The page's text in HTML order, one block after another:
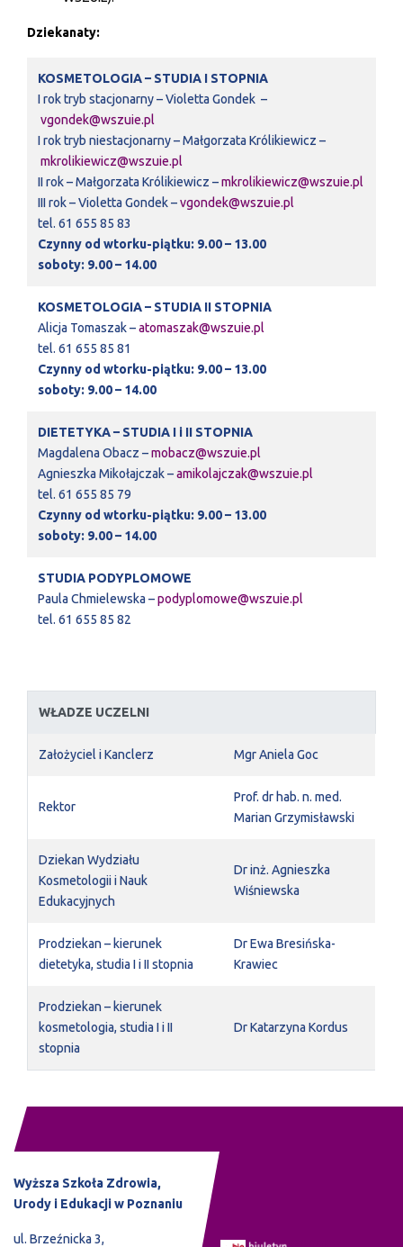
Dziekanaty:
KOSMETOLOGIA – STUDIA I STOPNIA
I rok tryb stacjonarny – Violetta Gondek –
vgondek@wszuie.pl
I rok tryb niestacjonarny – Małgorzata Królikiewicz –
mkrolikiewicz@wszuie.pl
II rok – Małgorzata Królikiewicz –mkrolikiewicz@wszuie.pl
III rok – Violetta Gondek –vgondek@wszuie.pl
tel. 61 655 85 83
Czynny od wtorku-piątku: 9.00 – 13.00
soboty: 9.00 – 14.00
KOSMETOLOGIA – STUDIA II STOPNIA
Alicja Tomaszak –atomaszak@wszuie.pl
tel. 61 655 85 81
Czynny od wtorku-piątku: 9.00 – 13.00
soboty: 9.00 – 14.00
DIETETYKA – STUDIA I i II STOPNIA
Magdalena Obacz –mobacz@wszuie.pl
Agnieszka Mikołajczak –amikolajczak@wszuie.pl
tel. 61 655 85 79
Czynny od wtorku-piątku: 9.00 – 13.00
soboty: 9.00 – 14.00
STUDIA PODYPLOMOWE
Paula Chmielewska –podyplomowe@wszuie.pl
tel. 61 655 85 82
WŁADZE UCZELNI
Założyciel i Kanclerz Mgr Aniela Goc
Rektor
Prof. dr hab. n. med.
Marian Grzymisławski
Dziekan Wydziału
Kosmetologii i Nauk
Edukacyjnych
Dr inż. Agnieszka
Wiśniewska
Prodziekan – kierunek
dietetyka, studia I i II stopnia
Dr Ewa Bresińska-
Krawiec
Prodziekan – kierunek
kosmetologia, studia I i II
stopnia
Dr Katarzyna Kordus
Wyższa Szkoła Zdrowia,
Urody i Edukacji w Poznaniu
ul. Brzeźnicka 3,